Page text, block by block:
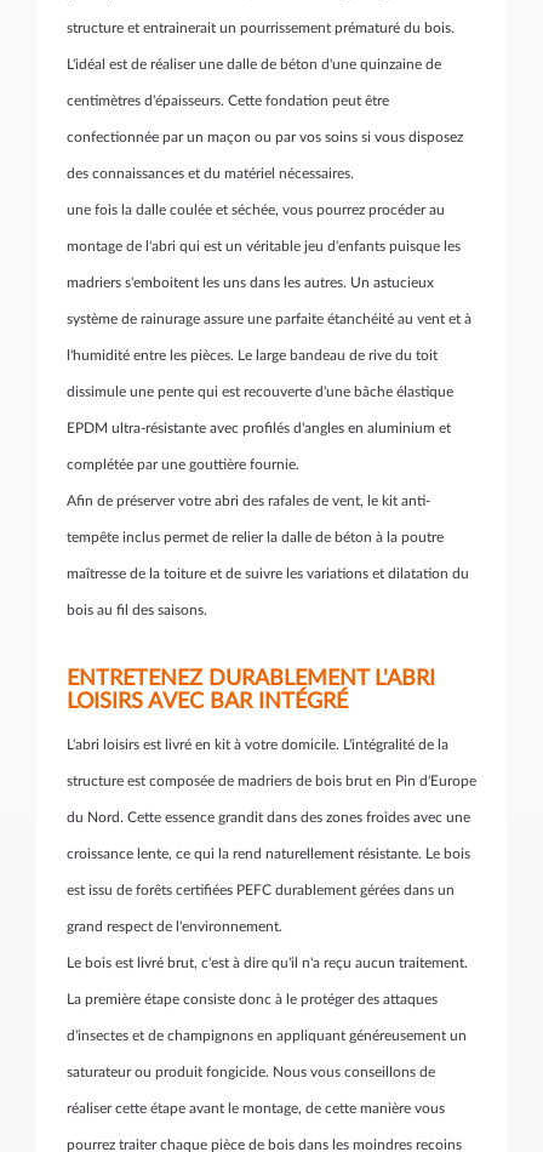
structure et entrainerait un pourrissement prématuré du bois.
L'idéal est de réaliser une dalle de béton d'une quinzaine de
centimètres d'épaisseurs. Cette fondation peut être
confectionnée par un maçon ou par vos soins si vous disposez
des connaissances et du matériel nécessaires.
une fois la dalle coulée et séchée, vous pourrez procéder au
montage de l'abri qui est un véritable jeu d'enfants puisque les
madriers s'emboitent les uns dans les autres. Un astucieux
système de rainurage assure une parfaite étanchéité au vent et à
l'humidité entre les pièces. Le large bandeau de rive du toit
dissimule une pente qui est recouverte d'une bâche élastique
EPDM ultra-résistante avec profilés d'angles en aluminium et
complétée par une gouttière fournie.
Afin de préserver votre abri des rafales de vent, le kit anti-
tempête inclus permet de relier la dalle de béton à la poutre
maîtresse de la toiture et de suivre les variations et dilatation du
bois au fil des saisons.
ENTRETENEZ DURABLEMENT L'ABRI
LOISIRS AVEC BAR INTÉGRÉ
L'abri loisirs est livré en kit à votre domicile. L'intégralité de la
structure est composée de madriers de bois brut en Pin d'Europe
du Nord. Cette essence grandit dans des zones froides avec une
croissance lente, ce qui la rend naturellement résistante. Le bois
est issu de forêts certifiées PEFC durablement gérées dans un
grand respect de l'environnement.
Le bois est livré brut, c'est à dire qu'il n'a reçu aucun traitement.
La première étape consiste donc à le protéger des attaques
d'insectes et de champignons en appliquant généreusement un
saturateur ou produit fongicide. Nous vous conseillons de
réaliser cette étape avant le montage, de cette manière vous
pourrez traiter chaque pièce de bois dans les moindres recoins